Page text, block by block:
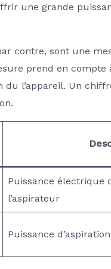
une grande
contre, sont une
prend en
du l’appareil. Un
Puissance électrique
l’aspirateur
Puissance